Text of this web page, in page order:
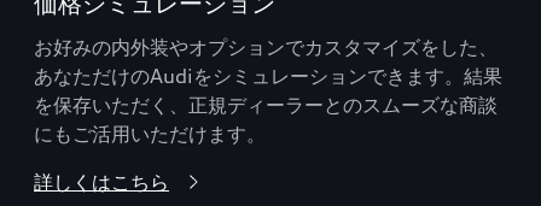
お好みの内外装やオプションでカスタマイズをした、
あなただけのAudiをシミュレーションできます。結果
を保存いただく、正規ディーラーとのスムーズな商談
にもご活用いただけます。
詳しくはこちら